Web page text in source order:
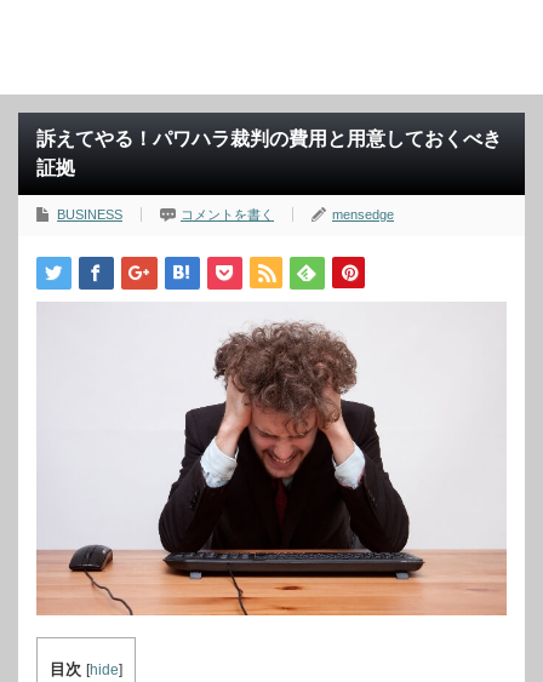
訴えてやる！パワハラ裁判の費用と用意しておくべき
証拠
BUSINESS コメントを書く mensedge
目次 [hide]